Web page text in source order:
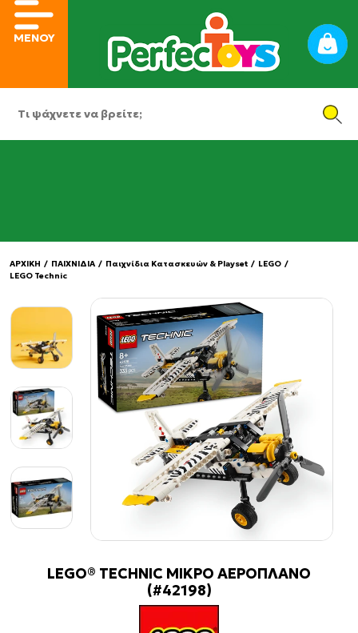
ΜΕΝΟΥ
ΑΡΧΙΚΗ / ΠΑΙΧΝΙΔΙΑ / Παιχνίδια Κατασκευών & Playset / LEGO /
LEGO Technic
LEGO® TECHNIC ΜΙΚΡΟ ΑΕΡΟΠΛΑΝΟ
(#42198)